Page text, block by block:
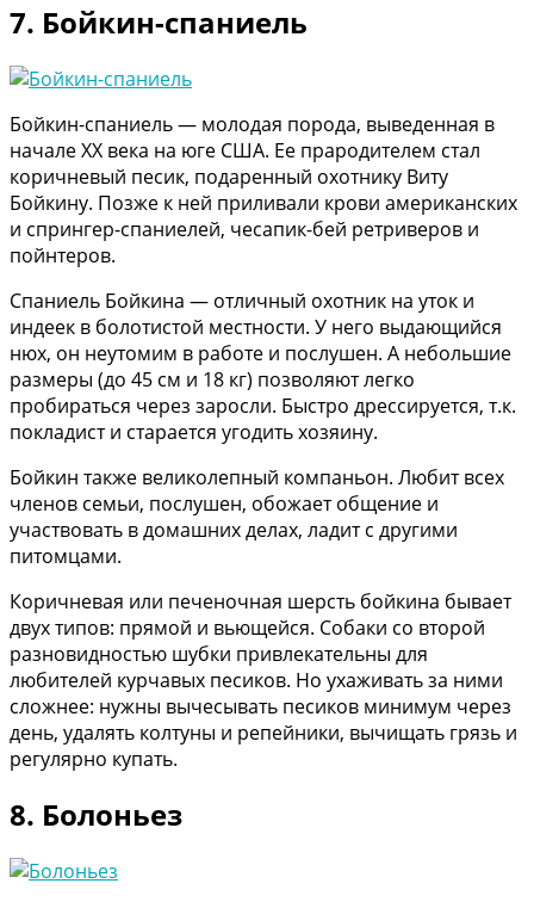
7. Бойкин-спаниель
Бойкин-спаниель — молодая порода, выведенная в
начале XX века на юге США. Ее прародителем стал
коричневый песик, подаренный охотнику Виту
Бойкину. Позже к ней приливали крови американских
и спрингер-спаниелей, чесапик-бей ретриверов и
пойнтеров.
Спаниель Бойкина — отличный охотник на уток и
индеек в болотистой местности. У него выдающийся
нюх, он неутомим в работе и послушен. А небольшие
размеры (до 45 см и 18 кг) позволяют легко
пробираться через заросли. Быстро дрессируется, т.к.
покладист и старается угодить хозяину.
Бойкин также великолепный компаньон. Любит всех
членов семьи, послушен, обожает общение и
участвовать в домашних делах, ладит с другими
питомцами.
Коричневая или печеночная шерсть бойкина бывает
двух типов: прямой и вьющейся. Собаки со второй
разновидностью шубки привлекательны для
любителей курчавых песиков. Но ухаживать за ними
сложнее: нужны вычесывать песиков минимум через
день, удалять колтуны и репейники, вычищать грязь и
регулярно купать.
8. Болоньез